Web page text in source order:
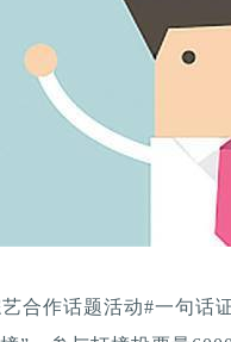
合作话题活动#一句话